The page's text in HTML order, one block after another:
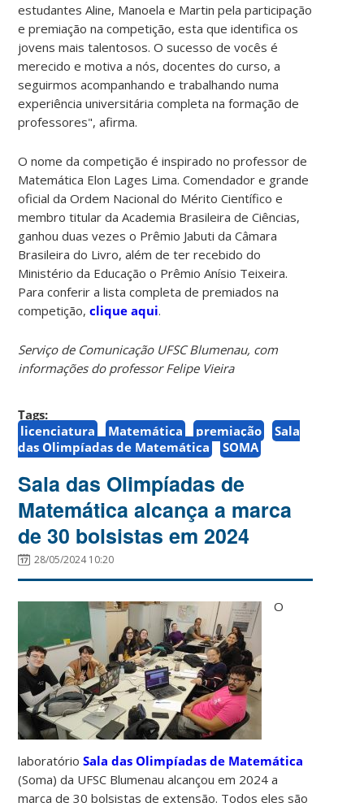
estudantes Aline, Manoela e Martin pela participação
e premiação na competição, esta que identifica os
jovens mais talentosos. O sucesso de vocês é
merecido e motiva a nós, docentes do curso, a
seguirmos acompanhando e trabalhando numa
experiência universitária completa na formação de
professores", afirma.
O nome da competição é inspirado no professor de
Matemática Elon Lages Lima. Comendador e grande
oficial da Ordem Nacional do Mérito Científico e
membro titular da Academia Brasileira de Ciências,
ganhou duas vezes o Prêmio Jabuti da Câmara
Brasileira do Livro, além de ter recebido do
Ministério da Educação o Prêmio Anísio Teixeira.
Para conferir a lista completa de premiados na
competição,clique aqui.
Serviço de Comunicação UFSC Blumenau, com
informações do professor Felipe Vieira
Tags:
licenciatura
Matemática premiação
Sala
das Olimpíadas de Matemática
SOMA
Sala das Olimpíadas de
Matemática alcança a marca
de 30 bolsistas em 2024
28/05/2024 10:20
O
laboratórioSala das Olimpíadas de Matemática
(Soma) da UFSC Blumenau alcançou em 2024 a
marca de 30 bolsistas de extensão. Todos eles são